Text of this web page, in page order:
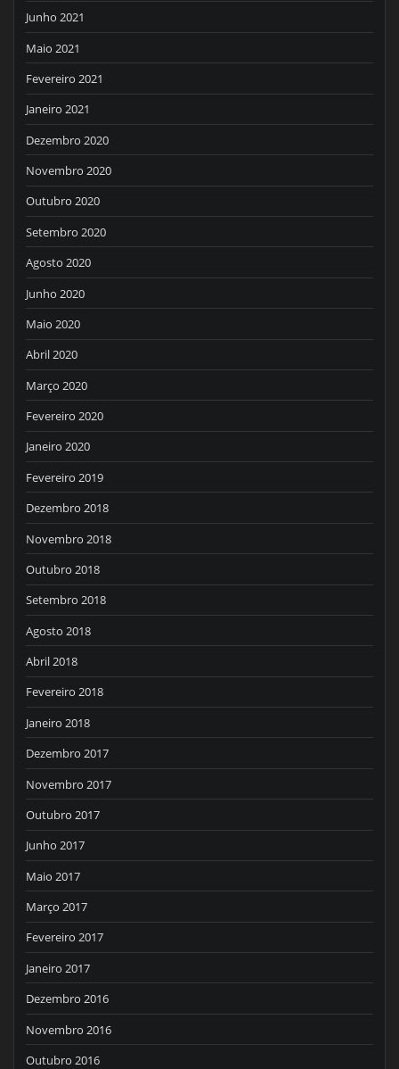
Junho 2021
Maio 2021
Fevereiro 2021
Janeiro 2021
Dezembro 2020
Novembro 2020
Outubro 2020
Setembro 2020
Agosto 2020
Junho 2020
Maio 2020
Abril 2020
Março 2020
Fevereiro 2020
Janeiro 2020
Fevereiro 2019
Dezembro 2018
Novembro 2018
Outubro 2018
Setembro 2018
Agosto 2018
Abril 2018
Fevereiro 2018
Janeiro 2018
Dezembro 2017
Novembro 2017
Outubro 2017
Junho 2017
Maio 2017
Março 2017
Fevereiro 2017
Janeiro 2017
Dezembro 2016
Novembro 2016
Outubro 2016